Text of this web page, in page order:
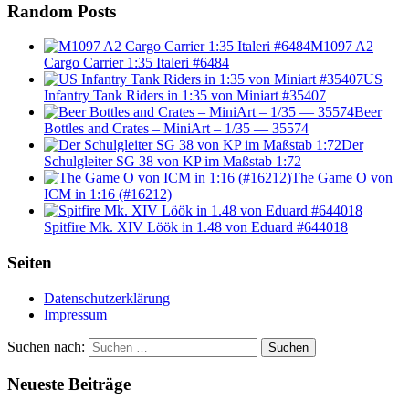
Random Posts
M1097 A2
Cargo Carrier 1:35 Italeri #6484
US
Infantry Tank Riders in 1:35 von Miniart #35407
Beer
Bottles and Crates – MiniArt – 1/35 — 35574
Der
Schulgleiter SG 38 von KP im Maßstab 1:72
The Game O von
ICM in 1:16 (#16212)
Spitfire Mk. XIV Löök in 1.48 von Eduard #644018
Seiten
Datenschutzerklärung
Impressum
Suchen nach: Suchen
Neueste Beiträge